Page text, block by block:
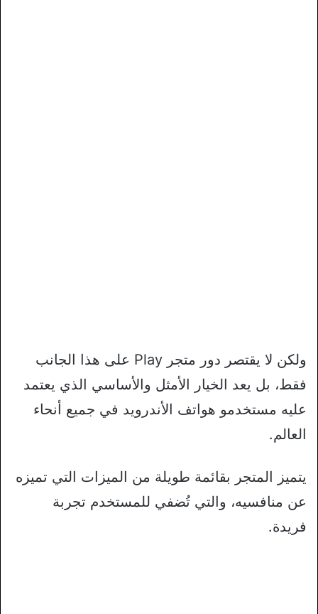
ولكن لا يقتصر دور متجر Play على هذا الجانب
فقط، بل يعد الخيار الأمثل والأساسي الذي يعتمد
عليه مستخدمو هواتف الأندرويد في جميع أنحاء
العالم.
يتميز المتجر بقائمة طويلة من الميزات التي تميزه
عن منافسيه، والتي تُضفي للمستخدم تجربة
فريدة.